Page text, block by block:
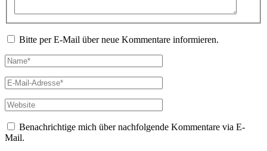
Bitte per E-Mail über neue Kommentare informieren.
Name*
E-
Mail-
Adresse*
Website
Benachrichtige mich über nachfolgende Kommentare via E-
Mail.